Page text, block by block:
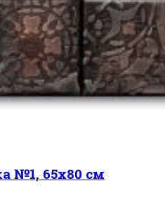
№1, 65х80 см